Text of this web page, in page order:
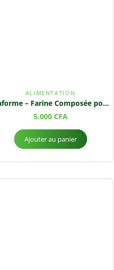
ALIMENTATION
Hyaforme – Farine Composée pour Prise de Poids
5.000 CFA
Ajouter au panier